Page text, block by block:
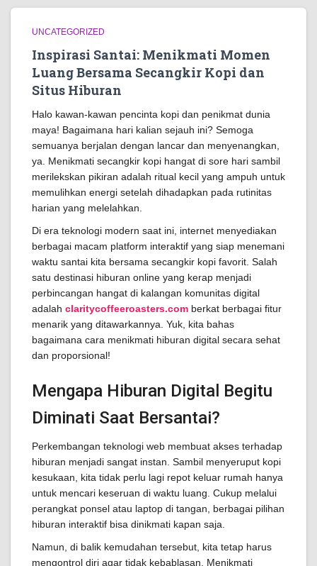
UNCATEGORIZED
Inspirasi Santai: Menikmati Momen
Luang Bersama Secangkir Kopi dan
Situs Hiburan
Halo kawan-kawan pencinta kopi dan penikmat dunia
maya! Bagaimana hari kalian sejauh ini? Semoga
semuanya berjalan dengan lancar dan menyenangkan,
ya. Menikmati secangkir kopi hangat di sore hari sambil
merilekskan pikiran adalah ritual kecil yang ampuh untuk
memulihkan energi setelah dihadapkan pada rutinitas
harian yang melelahkan.
Di era teknologi modern saat ini, internet menyediakan
berbagai macam platform interaktif yang siap menemani
waktu santai kita bersama secangkir kopi favorit. Salah
satu destinasi hiburan online yang kerap menjadi
perbincangan hangat di kalangan komunitas digital
adalah claritycoffeeroasters.com berkat berbagai fitur
menarik yang ditawarkannya. Yuk, kita bahas
bagaimana cara menikmati hiburan digital secara sehat
dan proporsional!
Mengapa Hiburan Digital Begitu
Diminati Saat Bersantai?
Perkembangan teknologi web membuat akses terhadap
hiburan menjadi sangat instan. Sambil menyeruput kopi
kesukaan, kita tidak perlu lagi repot keluar rumah hanya
untuk mencari keseruan di waktu luang. Cukup melalui
perangkat ponsel atau laptop di tangan, berbagai pilihan
hiburan interaktif bisa dinikmati kapan saja.
Namun, di balik kemudahan tersebut, kita tetap harus
mengontrol diri agar tidak kebablasan. Menikmati